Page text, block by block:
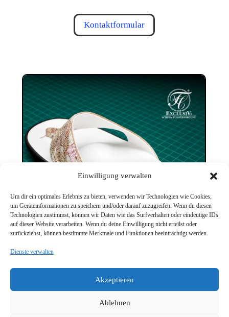
Einwilligung verwalten
Um dir ein optimales Erlebnis zu bieten, verwenden wir Technologien wie Cookies,
um Geräteinformationen zu speichern und/oder darauf zuzugreifen. Wenn du diesen
Technologien zustimmst, können wir Daten wie das Surfverhalten oder eindeutige IDs
auf dieser Website verarbeiten. Wenn du deine Einwilligung nicht erteilst oder
zurückziehst, können bestimmte Merkmale und Funktionen beeinträchtigt werden.
Dienste verwalten
Akzeptieren
Ablehnen
Kontaktformular